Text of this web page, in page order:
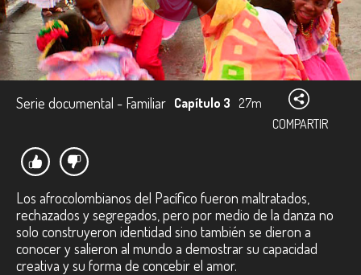
Serie documental - Familiar Capítulo 3 27m
COMPARTIR
Los afrocolombianos del Pacífico fueron maltratados,
rechazados y segregados, pero por medio de la danza no
solo construyeron identidad sino también se dieron a
conocer y salieron al mundo a demostrar su capacidad
creativa y su forma de concebir el amor.